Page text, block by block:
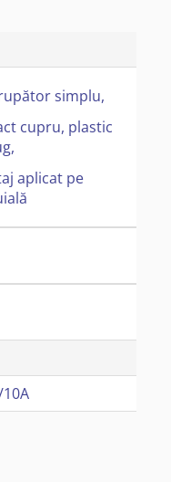
simplu,
cupru, plastic
aplicat pe